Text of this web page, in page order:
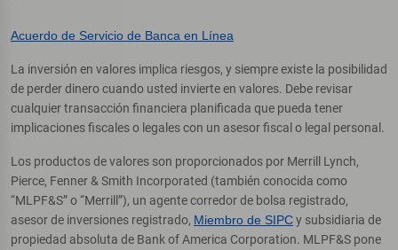
Acuerdo de Servicio de Banca en Línea
La inversión en valores implica riesgos, y siempre existe la posibilidad
de perder dinero cuando usted invierte en valores. Debe revisar
cualquier transacción financiera planificada que pueda tener
implicaciones fiscales o legales con un asesor fiscal o legal personal.
Los productos de valores son proporcionados por Merrill Lynch,
Pierce, Fenner & Smith Incorporated (también conocida como
“MLPF&S” o “Merrill”), un agente corredor de bolsa registrado,
asesor de inversiones registrado, Miembro de SIPCy subsidiaria de
propiedad absoluta de Bank of America Corporation. MLPF&S pone